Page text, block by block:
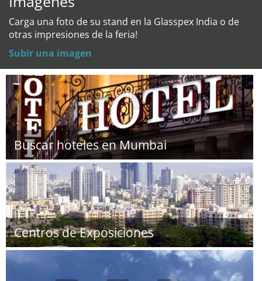
Carga una foto de su stand en la Glasspex India o de
otras impresiones de la feria!
Subir una imagen
Buscar hoteles en Mumbai
Centros de Exposiciones